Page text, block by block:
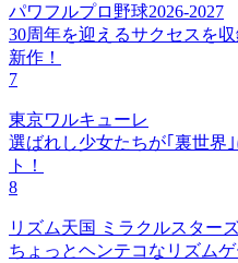
パワフルプロ野球2026-2027
30周年を迎えるサクセスを
新作！
7
東京ワルキューレ
選ばれし少女たちが｢裏世界
ト！
8
リズム天国 ミラクルスター
ちょっとヘンテコなリズム